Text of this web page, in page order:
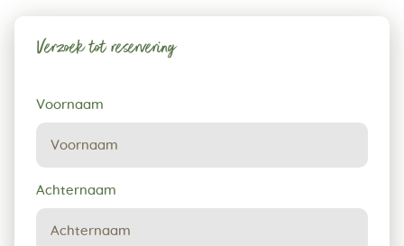
Verzoek tot reservering
Verzoek
tot
reservering
Voornaam
Achternaam